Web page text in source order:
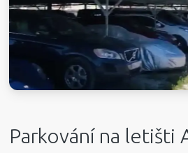
Parkování na letišti